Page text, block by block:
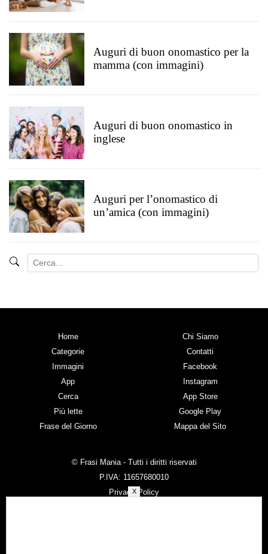
Auguri di buon onomastico per la
mamma (con immagini)
Auguri di buon onomastico in
inglese
Auguri per l’onomastico di
un’amica (con immagini)
Home
Categorie
Immagini
App
Cerca
Più lette
Frase del Giorno
Chi Siamo
Contatti
Facebook
Instagram
App Store
Google Play
Mappa del Sito
© Frasi Mania - Tutti i diritti riservati
P.IVA: 11657680010
Privacy Policy
X